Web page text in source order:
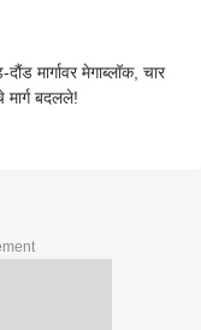
मार्गावर मेगाब्लॉक, चार
मार्ग बदलले!